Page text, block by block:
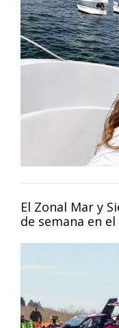
El Zonal Mar y
de semana en